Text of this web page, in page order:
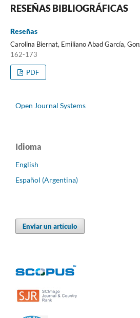
RESEÑAS BIBLIOGRÁFICAS
Reseñas
Carolina Biernat, Emiliano Abad García,
162-173
PDF
Open Journal Systems
Idioma
English
Español (Argentina)
Enviar un artículo